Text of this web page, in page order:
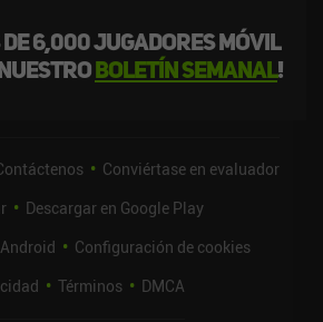
de 6,000 jugadores móvil
boletín semanal!
Conviértase en evaluador
Descargar en Google Play
Configuración de cookies
Términos DMCA